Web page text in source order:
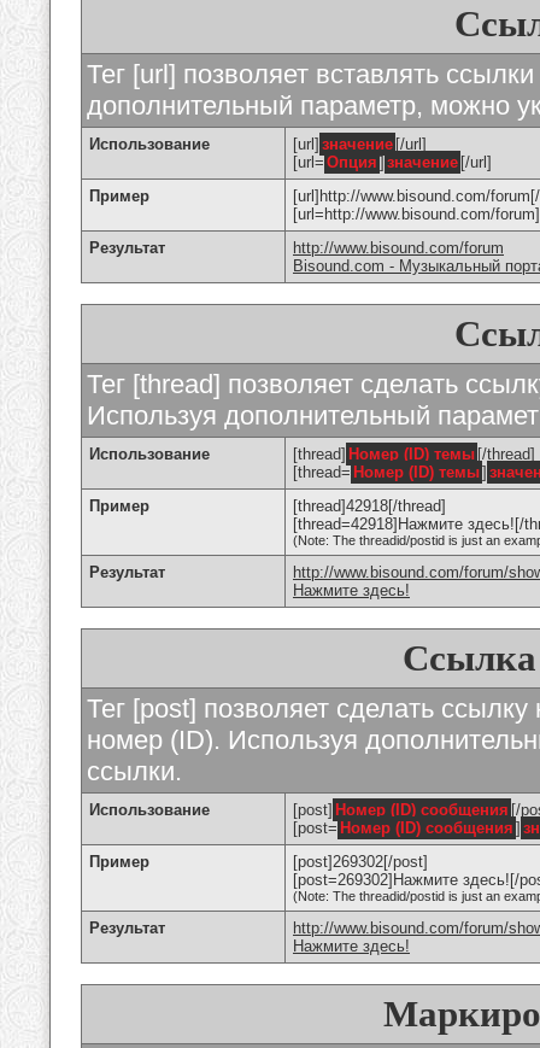
Тег [url] позволяет вставлять
дополнительный параметр, можно
Использование [url] значение [/url]
[url= Опция ] значение [/url]
Пример
[url]http://www.bisound.com/
[url=http://www.bisound.com/
Результат
http://www.bisound.com/forum
Bisound.com - Музыкальный
Тег [thread] позволяет сделать
Используя дополнительный
Использование [thread] Номер (ID) темы [/thread]
[thread= Номер (ID) темы]
Пример
[thread]42918[/thread]
[thread=42918]Нажмите здесь![/
(Note: The threadid/postid is just an
Результат
http://www.bisound.com/forum/
Нажмите здесь!
Ссылка
Тег [post] позволяет сделать
номер (ID). Используя
ссылки.
Использование [post] Номер (ID) сообщения [/
[post= Номер (ID) сообщения ]
Пример
[post]269302[/post]
[post=269302]Нажмите здесь![/
(Note: The threadid/postid is just an
Результат
http://www.bisound.com/forum/
Нажмите здесь!